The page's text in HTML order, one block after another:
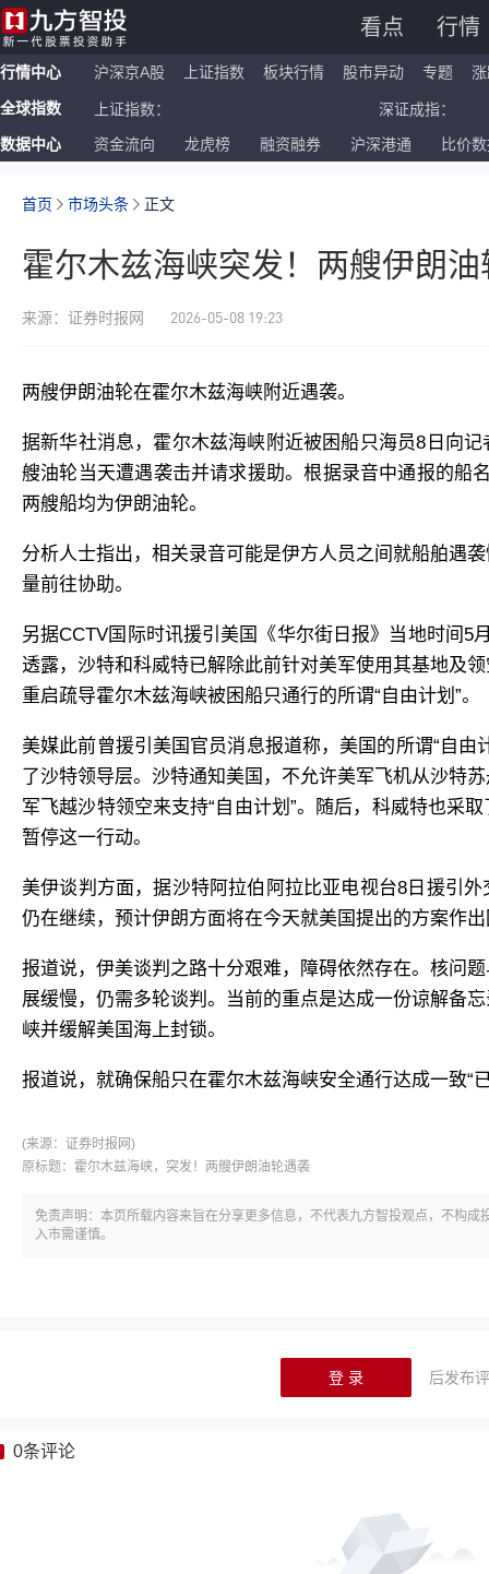
看点 行情
行情中心 沪深京A股 上证指数 板块行情 股市异动 专题
全球指数 上证指数： 深证成指：
恒生指数： 国企指数：
数据中心 资金流向 龙虎榜 融资融券 沪深港通 比价
首页 市场头条 正文
霍尔木兹海峡突发！两艘伊朗
来源：证券时报网 2026-05-08 19:23
两艘伊朗油轮在霍尔木兹海峡附近遇袭。
据新华社消息，霍尔木兹海峡附近被困船只海员8日向
艘油轮当天遭遇袭击并请求援助。根据录音中通报的船名
两艘船均为伊朗油轮。
分析人士指出，相关录音可能是伊方人员之间就船舶遇
量前往协助。
另据CCTV国际时讯援引美国《华尔街日报》当地时间5
透露，沙特和科威特已解除此前针对美军使用其基地及
重启疏导霍尔木兹海峡被困船只通行的所谓“自由计划”。
美媒此前曾援引美国官员消息报道称，美国的所谓“自由
了沙特领导层。沙特通知美国，不允许美军飞机从沙特
军飞越沙特领空来支持“自由计划”。随后，科威特也采
暂停这一行动。
美伊谈判方面，据沙特阿拉伯阿拉比亚电视台8日援引
仍在继续，预计伊朗方面将在今天就美国提出的方案作
报道说，伊美谈判之路十分艰难，障碍依然存在。核问
展缓慢，仍需多轮谈判。当前的重点是达成一份谅解备
峡并缓解美国海上封锁。
报道说，就确保船只在霍尔木兹海峡安全通行达成一致“
(来源： 证券时报网)
原标题： 霍尔木兹海峡，突发！两艘伊朗油轮遇袭
免责声明：本页所载内容来旨在分享更多信息，不代表九方智投观点，不构
入市需谨慎。
登 录 后发布
0条评论